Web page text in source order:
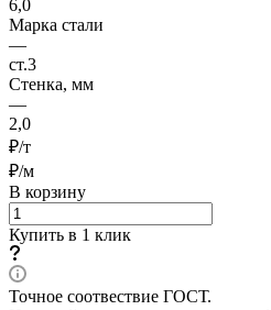
6,0
Марка стали
—
ст.3
Стенка, мм
—
2,0
₽/т
₽/м
В корзину
Купить в 1 клик
Точное соотвествие ГОСТ.